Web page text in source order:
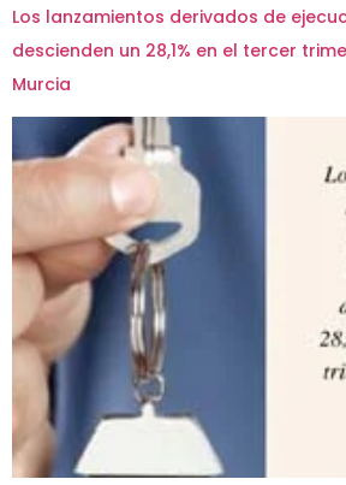
Los lanzamientos derivados de
descienden un 28,1% en el tercer
Murcia